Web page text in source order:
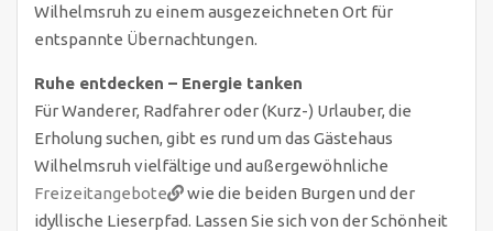
Wilhelmsruh zu einem ausgezeichneten Ort für
entspannte Übernachtungen.
Ruhe entdecken – Energie tanken
Für Wanderer, Radfahrer oder (Kurz-) Urlauber, die
Erholung suchen, gibt es rund um das Gästehaus
Wilhelmsruh vielfältige und außergewöhnliche
Freizeitangebote
wie die beiden Burgen und der
idyllische Lieserpfad. Lassen Sie sich von der Schönheit